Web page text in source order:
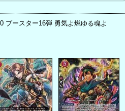
ブースター16弾 勇気よ燃ゆる魂よ